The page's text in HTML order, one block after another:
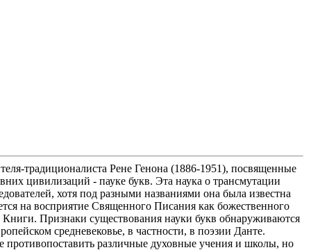
традиционалиста Рене Генона (1886-1951), посвященные
цивилизаций - пауке букв. Эта наука о трансмутации
хотя под разными названиями она была известна
на восприятие Священного Писания как божественного
Признаки существования науки букв обнаруживаются
средневековье, в частности, в поэзии Данте.
противопоставить различные духовные учения и школы, но